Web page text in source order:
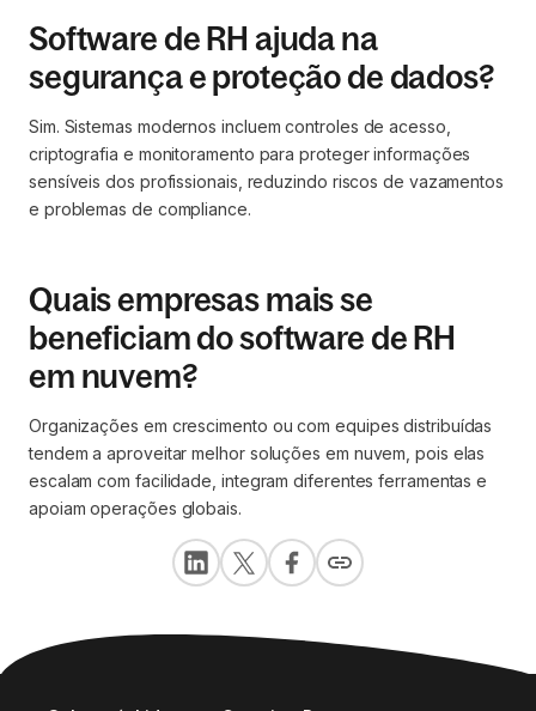
Software de RH ajuda na
segurança e proteção de dados?
Sim. Sistemas modernos incluem controles de acesso,
criptografia e monitoramento para proteger informações
sensíveis dos profissionais, reduzindo riscos de vazamentos
e problemas de compliance.
Quais empresas mais se
beneficiam do software de RH
em nuvem?
Organizações em crescimento ou com equipes distribuídas
tendem a aproveitar melhor soluções em nuvem, pois elas
escalam com facilidade, integram diferentes ferramentas e
apoiam operações globais.